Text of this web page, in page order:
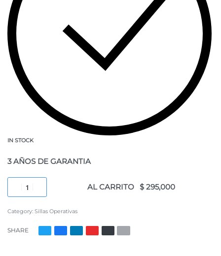
IN STOCK
3 AÑOS DE GARANTIA
AL CARRITO
Category: Sillas Operativas
SHARE